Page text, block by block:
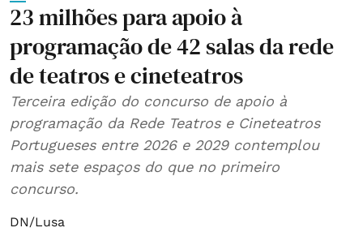
23 milhões para apoio à
programação de 42 salas da rede
de teatros e cineteatros
Terceira edição do concurso de apoio à
programação da Rede Teatros e Cineteatros
Portugueses entre 2026 e 2029 contemplou
mais sete espaços do que no primeiro
concurso.
DN/Lusa